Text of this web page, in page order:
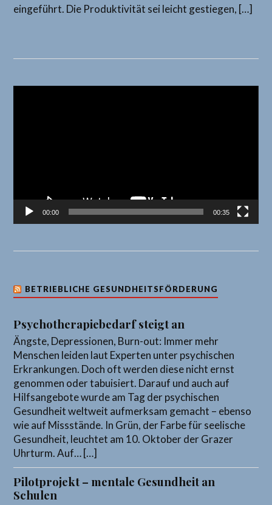
eingeführt. Die Produktivität sei leicht gestiegen, […]
00:00 00:35
BETRIEBLICHE GESUNDHEITSFÖRDERUNG
Psychotherapiebedarf steigt an
Ängste, Depressionen, Burn-out: Immer mehr
Menschen leiden laut Experten unter psychischen
Erkrankungen. Doch oft werden diese nicht ernst
genommen oder tabuisiert. Darauf und auch auf
Hilfsangebote wurde am Tag der psychischen
Gesundheit weltweit aufmerksam gemacht – ebenso
wie auf Missstände. In Grün, der Farbe für seelische
Gesundheit, leuchtet am 10. Oktober der Grazer
Uhrturm. Auf… […]
Pilotprojekt – mentale Gesundheit an
Schulen